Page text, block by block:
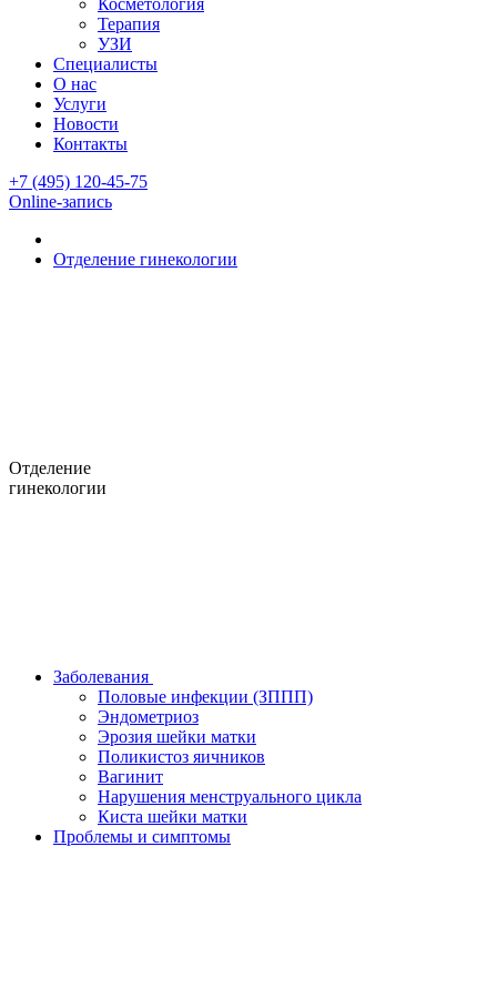
Косметология
Терапия
УЗИ
Специалисты
О нас
Услуги
Новости
Контакты
+7 (495) 120-45-75
Online-запись
Отделение гинекологии
Отделение
гинекологии
Заболевания
Половые инфекции (ЗППП)
Эндометриоз
Эрозия шейки матки
Поликистоз яичников
Вагинит
Нарушения менструального цикла
Киста шейки матки
Проблемы и симптомы